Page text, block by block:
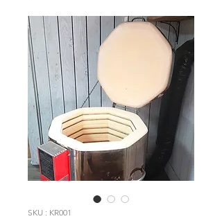
SKU : KR001